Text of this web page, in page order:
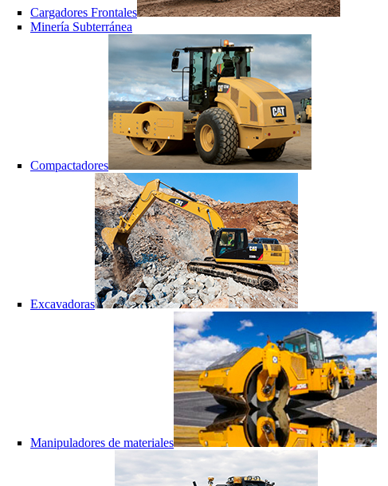
Cargadores Frontales
Minería Subterránea
Compactadores
Excavadoras
Manipuladores de materiales